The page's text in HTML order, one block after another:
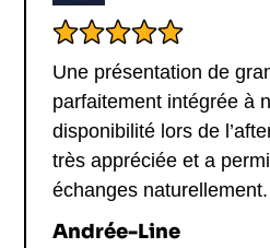
Une présentation de
parfaitement intégrée à
disponibilité lors de
très appréciée et a
échanges naturellement.
Andrée-Line